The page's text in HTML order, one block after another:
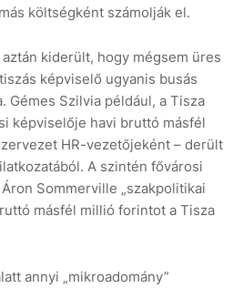
költségként számolják el.
kiderült, hogy mégsem üres
képviselő ugyanis busás
Gémes Szilvia például, a Tisza
képviselője havi bruttó másfél
HR-vezetőjeként – derült
A szintén fővárosi
Sommerville „szakpolitikai
másfél millió forintot a Tisza
annyi „mikroadomány”